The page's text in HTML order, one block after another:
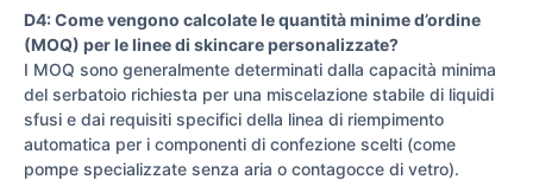
D4: Come vengono calcolate le quantità minime d’ordine
(MOQ) per le linee di skincare personalizzate?
I MOQ sono generalmente determinati dalla capacità minima
del serbatoio richiesta per una miscelazione stabile di liquidi
sfusi e dai requisiti specifici della linea di riempimento
automatica per i componenti di confezione scelti (come
pompe specializzate senza aria o contagocce di vetro).